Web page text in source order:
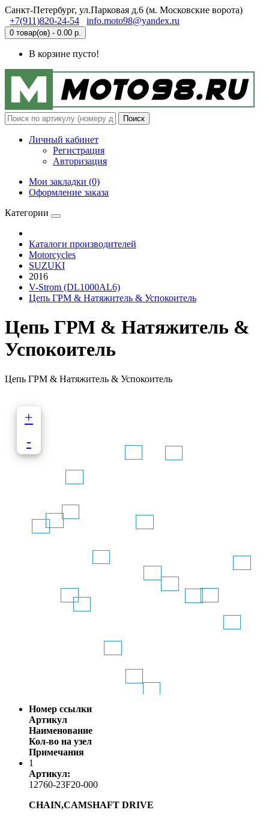
Санкт-Петербург, ул.Парковая д.6 (м. Московские ворота)
+7(911)820-24-54
info.moto98@yandex.ru
0 товар(ов) - 0.00 р.
В корзине пусто!
Поиск
Личный кабинет
Регистрация
Авторизация
Мои закладки (0)
Оформление заказа
Категории
Каталоги производителей
Motorcycles
SUZUKI
2016
V-Strom (DL1000AL6)
Цепь ГРМ & Натяжитель & Успокоитель
Цепь ГРМ & Натяжитель &
Успокоитель
Цепь ГРМ & Натяжитель & Успокоитель
+
-
Номер ссылки
Артикул
Наименование
Кол-во на узел
Примечания
1
Артикул:
12760-23F20-000
CHAIN,CAMSHAFT DRIVE